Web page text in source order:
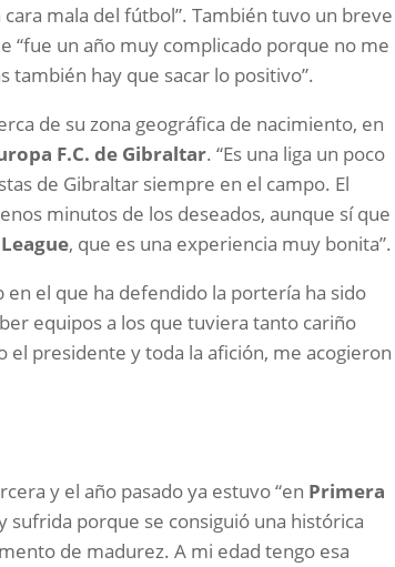
mala del fútbol”. También tuvo un breve
“fue un año muy complicado porque no me
también hay que sacar lo positivo”.
de su zona geográfica de nacimiento, en
F.C. de Gibraltar. “Es una liga un poco
de Gibraltar siempre en el campo. El
minutos de los deseados, aunque sí que
, que es una experiencia muy bonita”.
el que ha defendido la portería ha sido
equipos a los que tuviera tanto cariño
presidente y toda la afición, me acogieron
y el año pasado ya estuvo “en Primera
porque se consiguió una histórica
de madurez. A mi edad tengo esa